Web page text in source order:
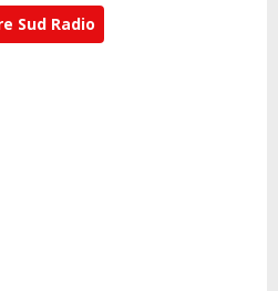
Sud Radio